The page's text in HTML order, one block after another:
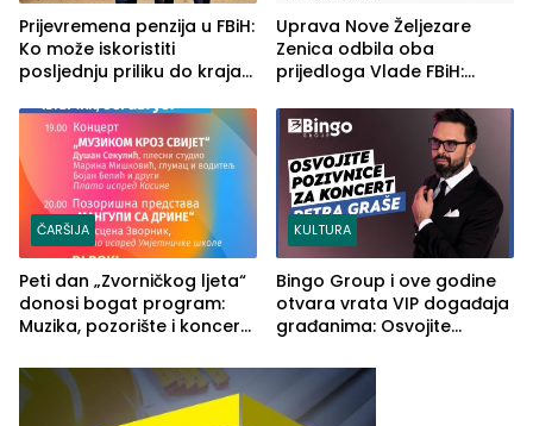
Prijevremena penzija u FBiH:
Ko može iskoristiti
posljednju priliku do kraja
Uprava Nove Željezare
Zenica odbila oba
prijedloga Vlade FBiH:
rješenje
ČARŠIJA
Peti dan „Zvorničkog ljeta“
donosi bogat program:
Muzika, pozorište i koncert
KULTURA
Bingo Group i ove godine
otvara vrata VIP događaja
građanima: Osvojite
Graše